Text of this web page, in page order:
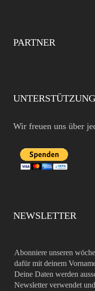
PARTNER
UNTERSTÜTZUNG
Wir freuen uns über
NEWSLETTER
Abonniere unseren
dafür mit deinem
Deine Daten werden
Newsletter verwendet